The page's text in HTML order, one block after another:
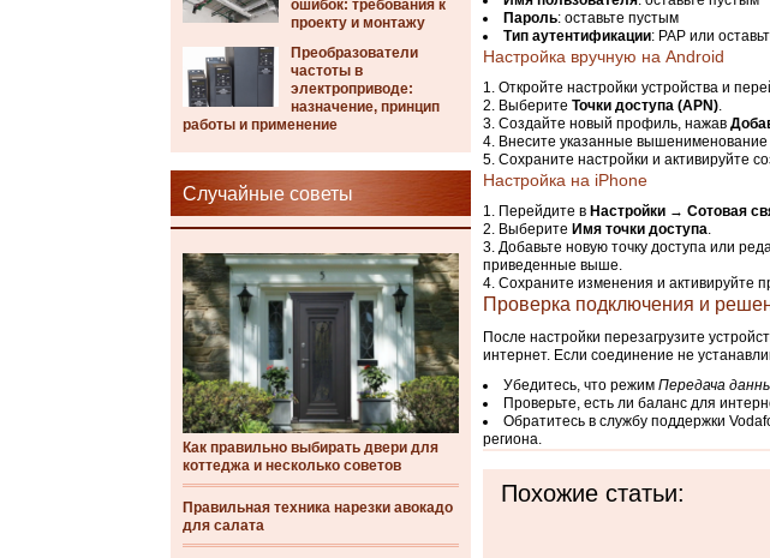
ошибок: требования к
проекту и монтажу
Преобразователи
частоты в
электроприводе:
назначение, принцип
работы и применение
Случайные советы
Как правильно выбирать двери для
коттеджа и несколько советов
Правильная техника нарезки авокадо
для салата
Пароль: оставьте пустым
Тип аутентификации: PAP или
Настройка вручную на Android
Откройте настройки устройства и
Выберите Точки доступа (APN).
Создайте новый профиль, нажав
Внесите указанные
Сохраните настройки и активируйте
Настройка на iPhone
Перейдите в Настройки → Сотовая
Выберите Имя точки доступа.
Добавьте новую точку доступа или
приведенные выше.
Сохраните изменения и активируйте
Проверка подключения и
После настройки перезагрузите
интернет. Если соединение не
Убедитесь, что режим Передача
Проверьте, есть ли баланс для
Обратитесь в службу поддержки
региона.
Похожие статьи: